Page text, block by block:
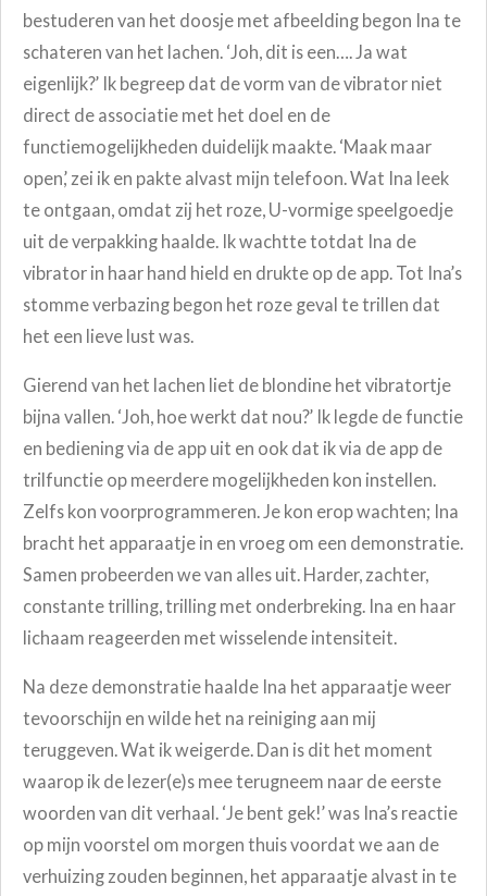
bestuderen van het doosje met afbeelding begon Ina te
schateren van het lachen. ‘Joh, dit is een…. Ja wat
eigenlijk?’ Ik begreep dat de vorm van de vibrator niet
direct de associatie met het doel en de
functiemogelijkheden duidelijk maakte. ‘Maak maar
open,’ zei ik en pakte alvast mijn telefoon. Wat Ina leek
te ontgaan, omdat zij het roze, U-vormige speelgoedje
uit de verpakking haalde. Ik wachtte totdat Ina de
vibrator in haar hand hield en drukte op de app. Tot Ina’s
stomme verbazing begon het roze geval te trillen dat
het een lieve lust was.
Gierend van het lachen liet de blondine het vibratortje
bijna vallen. ‘Joh, hoe werkt dat nou?’ Ik legde de functie
en bediening via de app uit en ook dat ik via de app de
trilfunctie op meerdere mogelijkheden kon instellen.
Zelfs kon voorprogrammeren. Je kon erop wachten; Ina
bracht het apparaatje in en vroeg om een demonstratie.
Samen probeerden we van alles uit. Harder, zachter,
constante trilling, trilling met onderbreking. Ina en haar
lichaam reageerden met wisselende intensiteit.
Na deze demonstratie haalde Ina het apparaatje weer
tevoorschijn en wilde het na reiniging aan mij
teruggeven. Wat ik weigerde. Dan is dit het moment
waarop ik de lezer(e)s mee terugneem naar de eerste
woorden van dit verhaal. ‘Je bent gek!’ was Ina’s reactie
op mijn voorstel om morgen thuis voordat we aan de
verhuizing zouden beginnen, het apparaatje alvast in te